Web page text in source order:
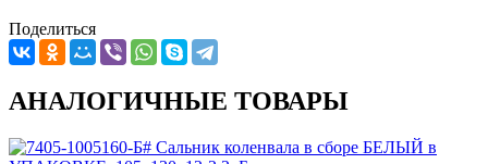
Поделиться
АНАЛОГИЧНЫЕ ТОВАРЫ